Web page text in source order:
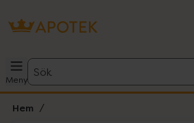
Meny
Sök
Hem